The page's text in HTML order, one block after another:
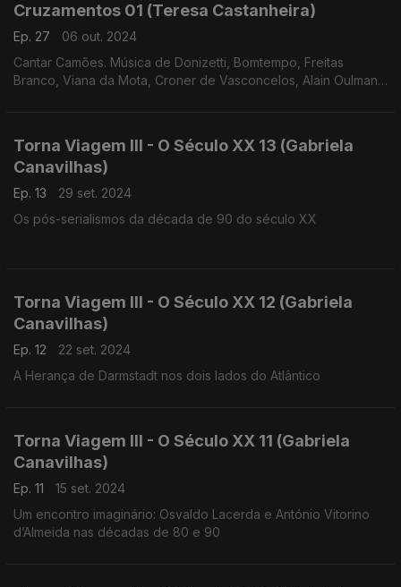
Cruzamentos 01 (Teresa Castanheira)
Ep. 27
06 out. 2024
Cantar Camões. Música de Donizetti, Bomtempo, Freitas
Branco, Viana da Mota, Croner de Vasconcelos, Alain Oulman,
Torna Viagem III - O Século XX 13 (Gabriela
Canavilhas)
Ep. 13
29 set. 2024
Os pós-serialismos da década de 90 do século XX
Torna Viagem III - O Século XX 12 (Gabriela
Canavilhas)
Ep. 12
22 set. 2024
A Herança de Darmstadt nos dois lados do Atlântico
Torna Viagem III - O Século XX 11 (Gabriela
Canavilhas)
Ep. 11
15 set. 2024
Um encontro imaginário: Osvaldo Lacerda e António Vitorino
d’Almeida nas décadas de 80 e 90